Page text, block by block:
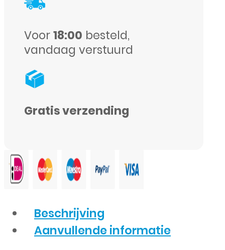
Voor18:00 besteld,
vandaag verstuurd
Gratis verzending
Beschrijving
Aanvullende informatie